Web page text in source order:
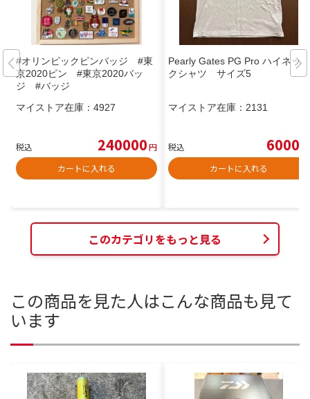
#オリンピックピンバッジ #東
京2020ピン #東京2020バッ
ジ #バッジ
マイストア在庫： 4927
税込 240000円
カートに入れる
Pearly Gates PG Pro ハイネッ
クシャツ サイズ5
マイストア在庫： 2131
税込 6000
カートに入れる
このカテゴリをもっと見る
この商品を見た人はこんな商品も見て
います